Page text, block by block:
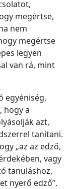
megértse,
nem
megértse
legyen
van rá, mint
egyéniség,
hogy a
azt,
tanítani.
„az az edző,
vagy
tanuláshoz,
nyerő edző”.